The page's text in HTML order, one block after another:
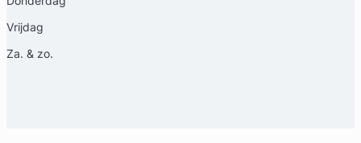
Vrijdag
Za. & zo.